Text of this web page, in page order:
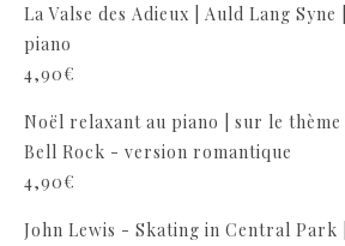
La Valse des Adieux | Auld Lang Syne
piano
4,90€
Noël relaxant au piano | sur le thème
Bell Rock - version romantique
4,90€
John Lewis - Skating in Central Park |